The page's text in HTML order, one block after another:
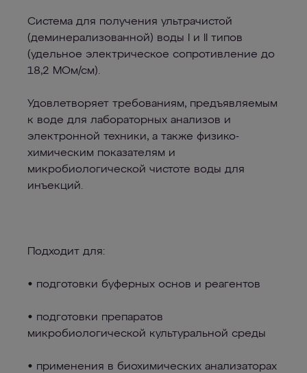
Система для получения ультрачистой
(деминерализованной) воды I и II типов
(удельное электрическое сопротивление до
18,2 МОм/см).
Удовлетворяет требованиям, предъявляемым
к воде для лабораторных анализов и
электронной техники, а также физико-
химическим показателям и
микробиологической чистоте воды для
инъекций.
Подходит для:
• подготовки буферных основ и реагентов
• подготовки препаратов
микробиологической культуральной среды
• применения в биохимических анализаторах